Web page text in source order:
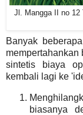
Jl. Mangga II no 12
Banyak
sintetis biaya
kembali lagi ke
biasanya